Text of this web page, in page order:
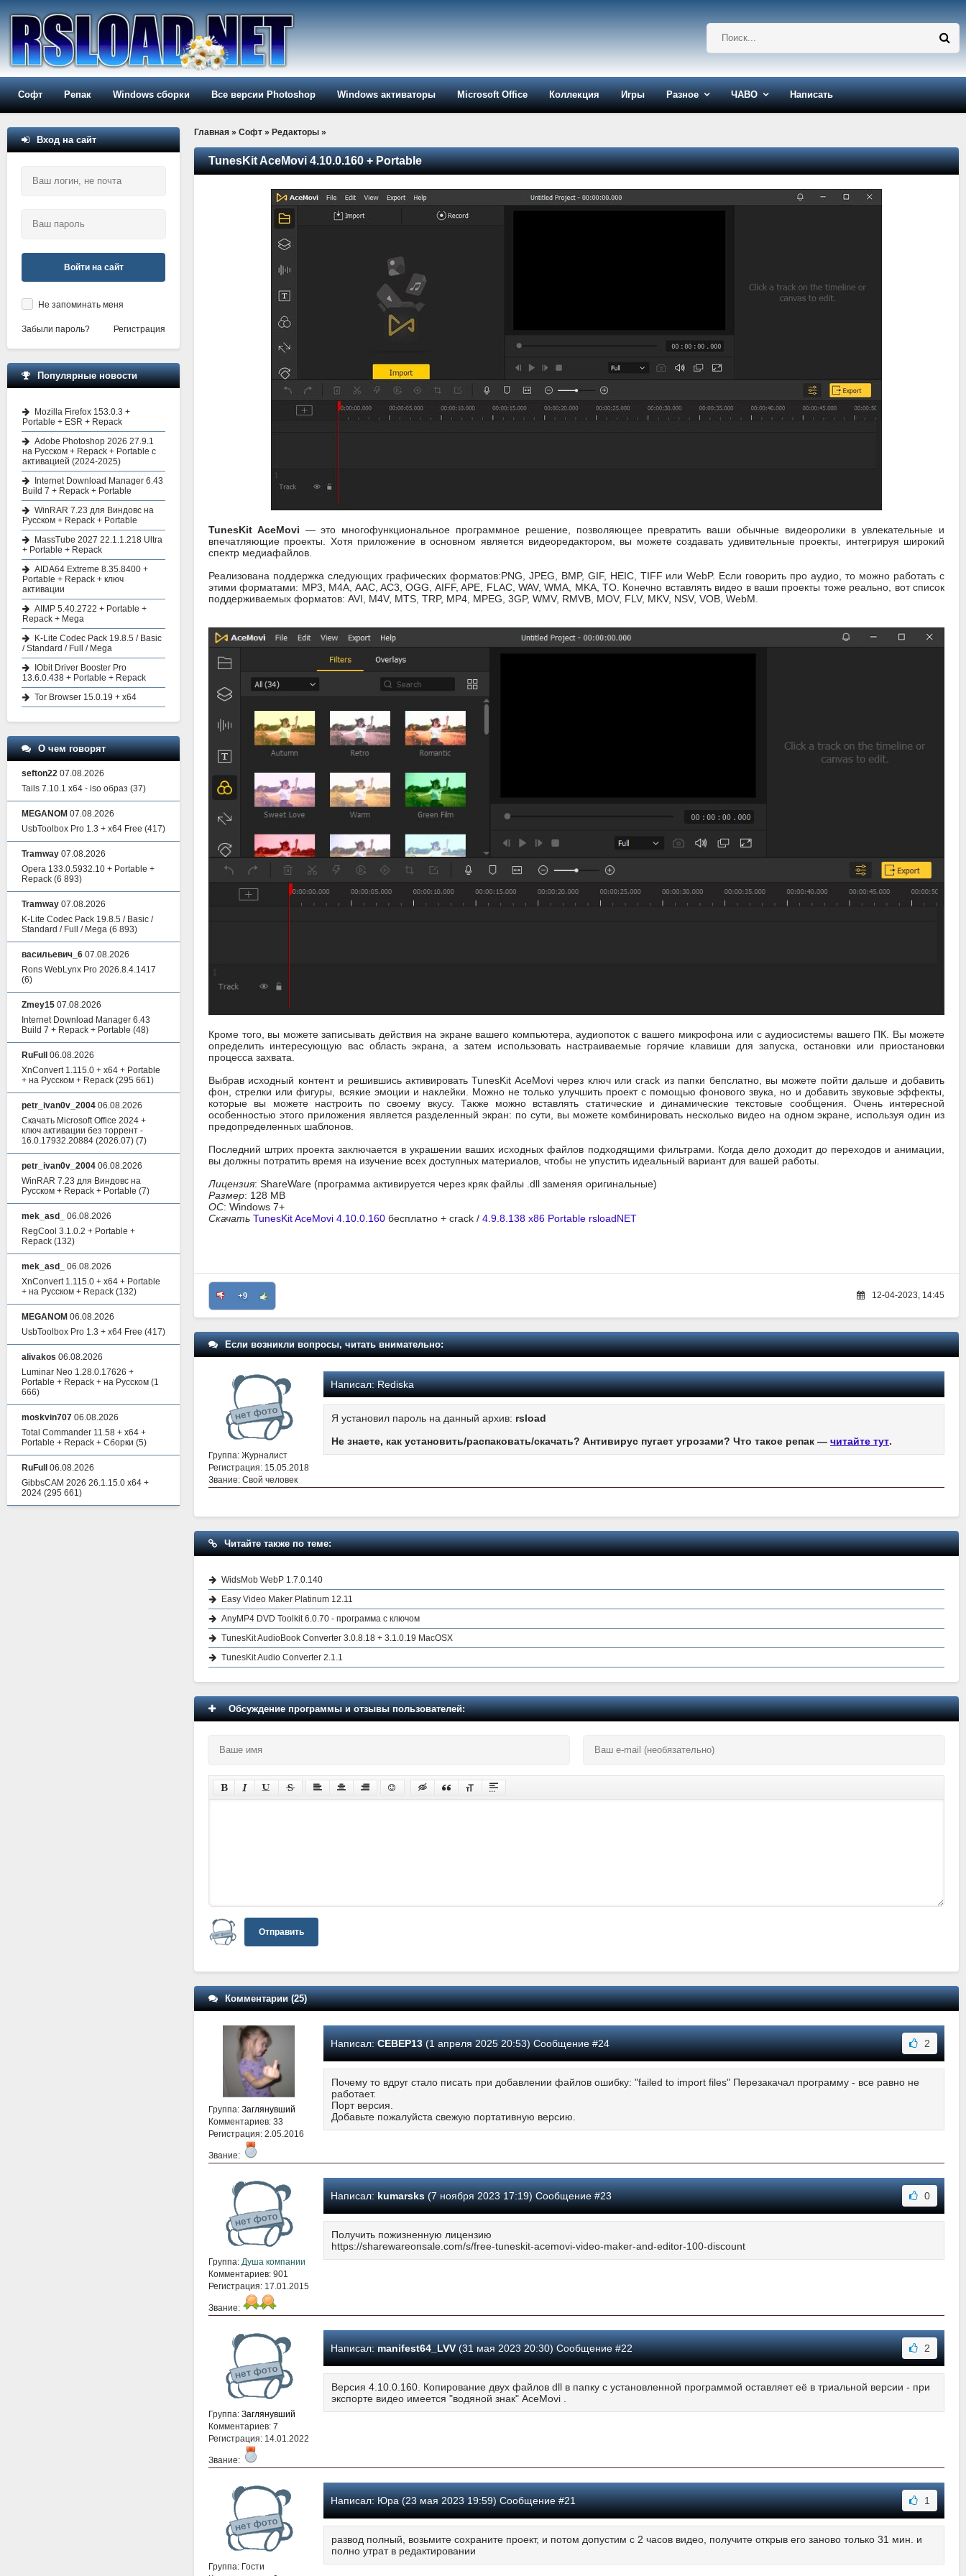
Софт Репак Windows сборки Все версии Photoshop Windows активаторы Microsoft Office Коллекция Игры Разное ЧАВО Написать
Главная » Софт » Редакторы »
TunesKit AceMovi 4.10.0.160 + Portable
TunesKit AceMovi — это многофункциональное программное решение, позволяющее превратить ваши обычные видеоролики в увлекательные и
впечатляющие проекты. Хотя приложение в основном является видеоредактором, вы можете создавать удивительные проекты, интегрируя широкий
спектр медиафайлов.
Реализована поддержка следующих графических форматов:PNG, JPEG, BMP, GIF, HEIC, TIFF или WebP. Если говорить про аудио, то можно работать с
этими форматами: MP3, M4A, AAC, AC3, OGG, AIFF, APE, FLAC, WAV, WMA, MKA, TO. Конечно вставлять видео в ваши проекты тоже реально, вот список
поддерживаемых форматов: AVI, M4V, MTS, TRP, MP4, MPEG, 3GP, WMV, RMVB, MOV, FLV, MKV, NSV, VOB, WebM.
Кроме того, вы можете записывать действия на экране вашего компьютера, аудиопоток с вашего микрофона или с аудиосистемы вашего ПК. Вы можете
определить интересующую вас область экрана, а затем использовать настраиваемые горячие клавиши для запуска, остановки или приостановки
процесса захвата.
Выбрав исходный контент и решившись активировать TunesKit AceMovi через ключ или crack из папки бепслатно, вы можете пойти дальше и добавить
фон, стрелки или фигуры, всякие эмоции и наклейки. Можно не только улучшить проект с помощью фонового звука, но и добавить звуковые эффекты,
которые вы можете настроить по своему вкусу. Также можно вставлять статические и динамические текстовые сообщения. Очень интересной
особенностью этого приложения является разделенный экран: по сути, вы можете комбинировать несколько видео на одном экране, используя один из
предопределенных шаблонов.
Последний штрих проекта заключается в украшении ваших исходных файлов подходящими фильтрами. Когда дело доходит до переходов и анимации,
вы должны потратить время на изучение всех доступных материалов, чтобы не упустить идеальный вариант для вашей работы.
Лицензия: ShareWare (программа активируется через кряк файлы .dll заменяя оригинальные)
Размер: 128 MB
ОС: Windows 7+
Скачать TunesKit AceMovi 4.10.0.160 бесплатно + crack / 4.9.8.138 x86 Portable rsloadNET
+9 12-04-2023, 14:45
Если возникли вопросы, читать внимательно:
Группа: Журналист
Регистрация: 15.05.2018
Звание: Свой человек
Написал:Rediska
Я установил пароль на данный архив: rsload
Не знаете, как установить/распаковать/скачать? Антивирус пугает угрозами? Что такое репак — читайте тут.
Читайте также по теме:
WidsMob WebP 1.7.0.140
Easy Video Maker Platinum 12.11
AnyMP4 DVD Toolkit 6.0.70 - программа с ключом
TunesKit AudioBook Converter 3.0.8.18 + 3.1.0.19 MacOSX
TunesKit Audio Converter 2.1.1
Обсуждение программы и отзывы пользователей:
Отправить
Комментарии (25)
Группа: Заглянувший
Комментариев: 33
Регистрация: 2.05.2016
Звание:
Написал: CEBEP13(1 апреля 2025 20:53) Сообщение #24 2
Почему то вдруг стало писать при добавлении файлов ошибку: "failed to import files" Перезакачал программу - все равно не
работает.
Порт версия.
Добавьте пожалуйста свежую портативную версию.
Группа: Душа компании
Комментариев: 901
Регистрация: 17.01.2015
Звание:
Написал: kumarsks(7 ноября 2023 17:19) Сообщение #23 0
Получить пожизненную лицензию
https://sharewareonsale.com/s/free-tuneskit-acemovi-video-maker-and-editor-100-discount
Группа: Заглянувший
Комментариев: 7
Регистрация: 14.01.2022
Звание:
Написал: manifest64_LVV(31 мая 2023 20:30) Сообщение #22 2
Версия 4.10.0.160. Копирование двух файлов dll в папку с установленной программой оставляет её в триальной версии - при
экспорте видео имеется "водяной знак" AceMovi .
Группа: Гости
Написал:Юра (23 мая 2023 19:59) Сообщение #21 1
развод полный, возьмите сохраните проект, и потом допустим с 2 часов видео, получите открыв его заново только 31 мин. и
полно утрат в редактировании
Вход на сайт
Войти на сайт
Не запоминать меня
Забыли пароль? Регистрация
Популярные новости
Mozilla Firefox 153.0.3 +
Portable + ESR + Repack
Adobe Photoshop 2026 27.9.1
на Русском + Repack + Portable с
активацией (2024-2025)
Internet Download Manager 6.43
Build 7 + Repack + Portable
WinRAR 7.23 для Виндовс на
Русском + Repack + Portable
MassTube 2027 22.1.1.218 Ultra
+ Portable + Repack
AIDA64 Extreme 8.35.8400 +
Portable + Repack + ключ
активации
AIMP 5.40.2722 + Portable +
Repack + Mega
K-Lite Codec Pack 19.8.5 / Basic
/ Standard / Full / Mega
IObit Driver Booster Pro
13.6.0.438 + Portable + Repack
Tor Browser 15.0.19 + x64
О чем говорят
sefton22 07.08.2026
Tails 7.10.1 x64 - iso образ (37)
MEGANOM 07.08.2026
UsbToolbox Pro 1.3 + x64 Free (417)
Tramway 07.08.2026
Opera 133.0.5932.10 + Portable +
Repack (6 893)
Tramway 07.08.2026
K-Lite Codec Pack 19.8.5 / Basic /
Standard / Full / Mega (6 893)
васильевич_6 07.08.2026
Rons WebLynx Pro 2026.8.4.1417
(6)
Zmey15 07.08.2026
Internet Download Manager 6.43
Build 7 + Repack + Portable (48)
RuFull
06.08.2026
XnConvert 1.115.0 + x64 + Portable
+ на Русском + Repack (295 661)
petr_ivan0v_2004 06.08.2026
Скачать Microsoft Office 2024 +
ключ активации без торрент -
16.0.17932.20884 (2026.07) (7)
petr_ivan0v_2004 06.08.2026
WinRAR 7.23 для Виндовс на
Русском + Repack + Portable (7)
mek_asd_
06.08.2026
RegCool 3.1.0.2 + Portable +
Repack (132)
mek_asd_
06.08.2026
XnConvert 1.115.0 + x64 + Portable
+ на Русском + Repack (132)
MEGANOM 06.08.2026
UsbToolbox Pro 1.3 + x64 Free (417)
alivakos 06.08.2026
Luminar Neo 1.28.0.17626 +
Portable + Repack + на Русском (1
666)
moskvin707 06.08.2026
Total Commander 11.58 + x64 +
Portable + Repack + Сборки (5)
RuFull
06.08.2026
GibbsCAM 2026 26.1.15.0 x64 +
2024 (295 661)